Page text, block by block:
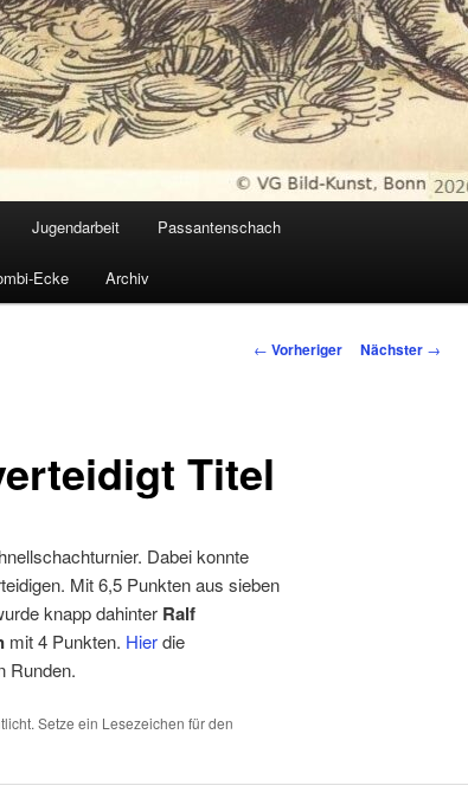
Jugendarbeit Passantenschach
Ecke Archiv
Beitragsnavigation
← Vorheriger Nächster →
Titel
Dabei konnte
Mit 6,5 Punkten aus sieben
knapp dahinter Ralf
mit 4 Punkten. Hierdie
Runden.
Setze ein Lesezeichen für den